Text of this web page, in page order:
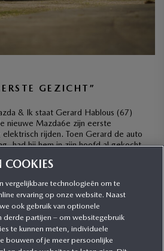
GEZICHT”
& Ik staat Gerard Hablous (67)
nieuwe Mazda6e zijn eerste
rijden. Toen Gerard de auto
had hij hem in zijn hoofd al gekocht,
COOKIES
vergelijkbare technologieën om te
ervaring op onze website. Naast
ook gebruik van optionele
derde partijen – om websitegebruik
te kunnen meten, individuele
bouwen of je meer persoonlijke